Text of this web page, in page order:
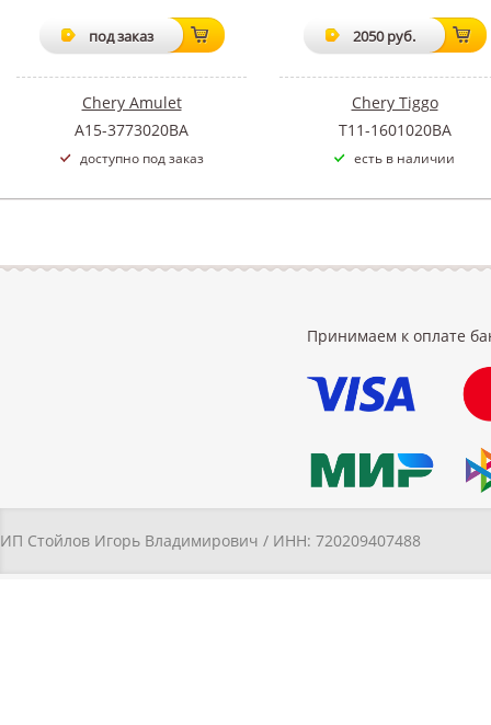
под заказ
Chery Amulet
A15-3773020BA
доступно под заказ
2050 руб.
Chery Tiggo
T11-1601020BA
есть в наличии
Принимаем к оплате
ИП Стойлов Игорь Владимирович / ИНН: 720209407488